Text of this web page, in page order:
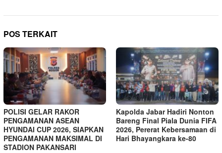
POS TERKAIT
POLISI GELAR RAKOR
PENGAMANAN ASEAN
HYUNDAI CUP 2026, SIAPKAN
PENGAMANAN MAKSIMAL DI
STADION PAKANSARI
Kapolda Jabar Hadiri Nonton
Bareng Final Piala Dunia FIFA
2026, Pererat Kebersamaan di
Hari Bhayangkara ke-80